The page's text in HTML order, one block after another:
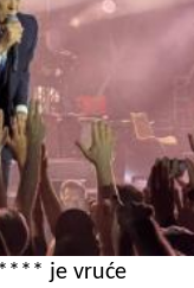
je vruće